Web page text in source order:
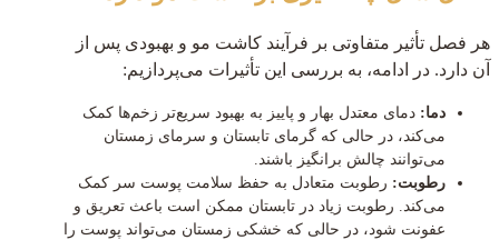
هر فصل تأثیر متفاوتی بر فرآیند کاشت مو و بهبودی پس از
آن دارد. در ادامه، به بررسی این تأثیرات می‌پردازیم:
دما: دمای معتدل بهار و پاییز به بهبود سریع‌تر زخم‌ها کمک
می‌کند، در حالی که گرمای تابستان و سرمای زمستان
می‌توانند چالش برانگیز باشند.
رطوبت: رطوبت متعادل به حفظ سلامت پوست سر کمک
می‌کند. رطوبت زیاد در تابستان ممکن است باعث تعریق و
عفونت شود، در حالی که خشکی زمستان می‌تواند پوست را